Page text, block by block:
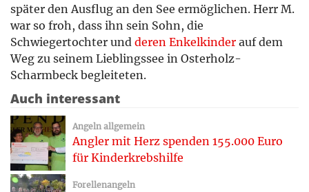
später den Ausflug an den See ermöglichen. Herr M.
war so froh, dass ihn sein Sohn, die
Schwiegertochter und deren Enkelkinder auf dem
Weg zu seinem Lieblingssee in Osterholz-
Scharmbeck begleiteten.
Auch interessant
Angeln allgemein
Angler mit Herz spenden 155.000 Euro
für Kinderkrebshilfe
Forellenangeln